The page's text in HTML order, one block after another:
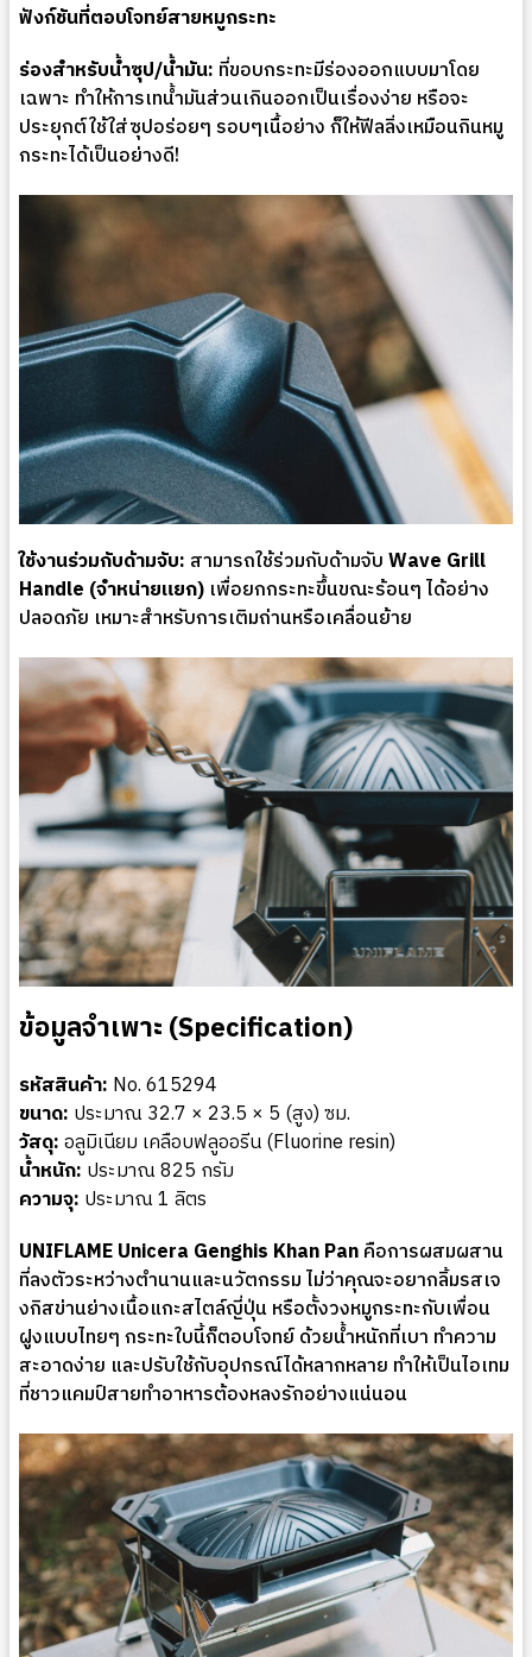
ฟังก์ชันที่ตอบโจทย์สายหมูกระทะ
ร่องสำหรับน้ำซุป/น้ำมัน: ที่ขอบกระทะมีร่องออกแบบมาโดย
เฉพาะ ทำให้การเทน้ำมันส่วนเกินออกเป็นเรื่องง่าย หรือจะ
ประยุกต์ใช้ใส่ซุปอร่อยๆ รอบๆเนื้อย่าง ก็ให้ฟีลลิ่งเหมือนกินหมู
กระทะได้เป็นอย่างดี!
ใช้งานร่วมกับด้ามจับ: สามารถใช้ร่วมกับด้ามจับWave Grill
Handle (จำหน่ายแยก) เพื่อยกกระทะขึ้นขณะร้อนๆ ได้อย่าง
ปลอดภัย เหมาะสำหรับการเติมถ่านหรือเคลื่อนย้าย
ข้อมูลจำเพาะ (Specification)
รหัสสินค้า: No. 615294
ขนาด: ประมาณ 32.7 × 23.5 × 5 (สูง) ซม.
วัสดุ:อลูมิเนียม เคลือบฟลูออรีน (Fluorine resin)
น้ำหนัก: ประมาณ 825 กรัม
ความจุ: ประมาณ 1 ลิตร
UNIFLAME Unicera Genghis Khan Panคือการผสมผสาน
ที่ลงตัวระหว่างตำนานและนวัตกรรม ไม่ว่าคุณจะอยากลิ้มรสเจ
งกิสข่านย่างเนื้อแกะสไตล์ญี่ปุ่น หรือตั้งวงหมูกระทะกับเพื่อน
ฝูงแบบไทยๆ กระทะใบนี้ก็ตอบโจทย์ ด้วยน้ำหนักที่เบา ทำความ
สะอาดง่าย และปรับใช้กับอุปกรณ์ได้หลากหลาย ทำให้เป็นไอเทม
ที่ชาวแคมป์สายทำอาหารต้องหลงรักอย่างแน่นอน